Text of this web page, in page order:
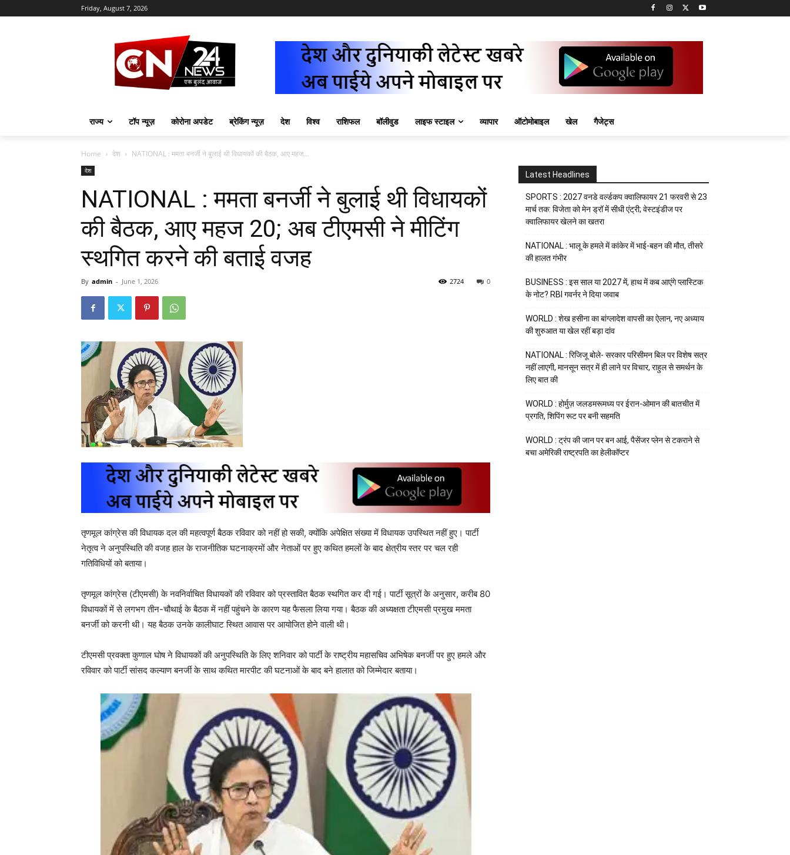
Friday, August 7, 2026
राज्य टॉप न्यूज़ कोरोना अपडेट ब्रेकिंग न्यूज़ देश विश्व राशिफल बॉलीवुड लाइफ स्टाइल व्यापार ऑटोमोबाइल खेल गैजेट्स
Home देश NATIONAL : ममता बनर्जी ने बुलाई थी विधायकों की बैठक, आए महज...
देश
NATIONAL : ममता बनर्जी ने बुलाई थी विधायकों
की बैठक, आए महज 20; अब टीएमसी ने मीटिंग
स्थगित करने की बताई वजह
By admin - June 1, 2026 0
2724
तृणमूल कांग्रेस की विधायक दल की महत्वपूर्ण बैठक रविवार को नहीं हो सकी, क्योंकि अपेक्षित संख्या में विधायक उपस्थित नहीं हुए। पार्टी
नेतृत्व ने अनुपस्थिति की वजह हाल के राजनीतिक घटनाक्रमों और नेताओं पर हुए कथित हमलों के बाद क्षेत्रीय स्तर पर चल रही
गतिविधियों को बताया।
तृणमूल कांग्रेस (टीएमसी) के नवनिर्वाचित विधायकों की रविवार को प्रस्तावित बैठक स्थगित कर दी गई। पार्टी सूत्रों के अनुसार, करीब 80
विधायकों में से लगभग तीन-चौथाई के बैठक में नहीं पहुंचने के कारण यह फैसला लिया गया। बैठक की अध्यक्षता टीएमसी प्रमुख ममता
बनर्जी को करनी थी। यह बैठक उनके कालीघाट स्थित आवास पर आयोजित होने वाली थी।
टीएमसी प्रवक्ता कुणाल घोष ने विधायकों की अनुपस्थिति के लिए शनिवार को पार्टी के राष्ट्रीय महासचिव अभिषेक बनर्जी पर हुए हमले और
रविवार को पार्टी सांसद कल्याण बनर्जी के साथ कथित मारपीट की घटनाओं के बाद बने हालात को जिम्मेदार बताया।
Latest Headlines
SPORTS : 2027 वनडे वर्ल्डकप क्वालिफायर 21 फरवरी से 23
मार्च तक: विजेता को मेन ड्रॉ में सीधी एंट्री; वेस्टइंडीज पर
क्वालिफायर खेलने का खतरा
NATIONAL : भालू के हमले में कांकेर में भाई-बहन की मौत, तीसरे
की हालत गंभीर
BUSINESS : इस साल या 2027 में, हाथ में कब आएंगे प्लास्टिक
के नोट? RBI गवर्नर ने दिया जवाब
WORLD : शेख हसीना का बांग्लादेश वापसी का ऐलान, नए अध्याय
की शुरुआत या खेल रहीं बड़ा दांव
NATIONAL : रिजिजू बोले- सरकार परिसीमन बिल पर विशेष सत्र
नहीं लाएगी, मानसून सत्र में ही लाने पर विचार, राहुल से समर्थन के
लिए बात की
WORLD : होर्मुज़ जलडमरूमध्य पर ईरान-ओमान की बातचीत में
प्रगति, शिपिंग रूट पर बनी सहमति
WORLD : ट्रंप की जान पर बन आई, पैसेंजर प्लेन से टकराने से
बचा अमेरिकी राष्ट्रपति का हेलीकॉप्टर